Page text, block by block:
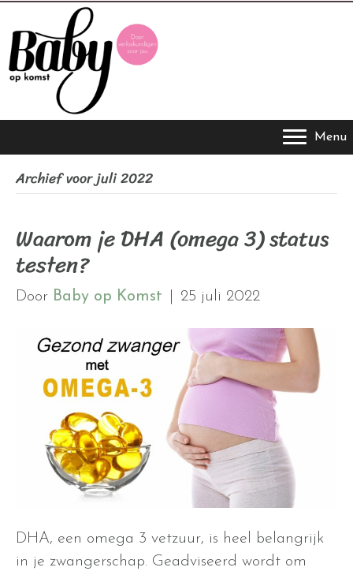
Menu
Archief voor juli 2022
Waarom je DHA (omega 3) status
testen?
Door Baby op Komst 25 juli 2022
DHA, een omega 3 vetzuur, is heel belangrijk
in je zwangerschap. Geadviseerd wordt om